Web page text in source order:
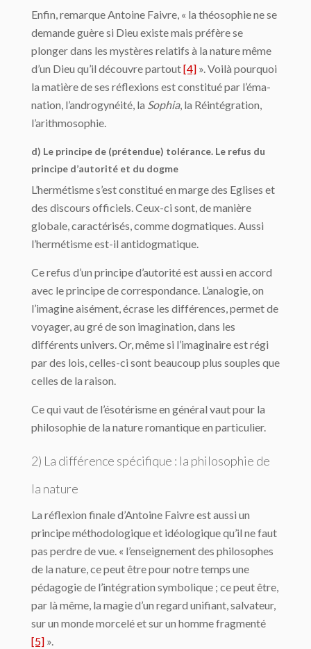
Enfin, remarque Antoine Faivre, « la théosophie ne se
demande guère si Dieu existe mais préfère se
plonger dans les mystères relatifs à la nature même
d’un Dieu qu’il dé­couvre partout[4] ». Voilà pourquoi
la matière de ses réflexions est constitué par l’éma­
nation, l’androgynéité, la Sophia, la Réintégration,
l’arithmosophie.
d) Le principe de (prétendue) tolérance. Le refus du
principe d’autorité et du dogme
L’hermétisme s’est constitué en marge des Eglises et
des discours officiels. Ceux-ci sont, de manière
globale, caractérisés, comme dogmatiques. Aussi
l’hermétisme est-il antidogmatique.
Ce refus d’un principe d’autorité est aussi en accord
avec le principe de correspon­dance. L’analogie, on
l’imagine aisément, écrase les différences, permet de
voyager, au gré de son imagination, dans les
différents univers. Or, même si l’imaginaire est régi
par des lois, celles-ci sont beaucoup plus souples que
celles de la raison.
Ce qui vaut de l’ésotérisme en général vaut pour la
philosophie de la nature roman­tique en particulier.
2) La différence spécifique : la philosophie de
la nature
La réflexion finale d’Antoine Faivre est aussi un
principe méthodologique et idéolo­gique qu’il ne faut
pas perdre de vue. « l’enseignement des philosophes
de la nature, ce peut être pour notre temps une
pédagogie de l’intégration symbolique ; ce peut être,
par là même, la magie d’un regard unifiant, salvateur,
sur un monde morcelé et sur un homme fragmenté
[5] ».